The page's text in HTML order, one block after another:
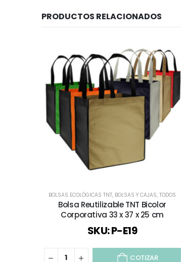
PRODUCTOS RELACIONADOS
BOLSAS ECOLÓGICAS TNT, BOLSAS Y CAJAS, TODOS
Bolsa Reutilizable TNT Bicolor
Corporativa 33 x 37 x 25 cm
SKU: P-E19
COTIZAR